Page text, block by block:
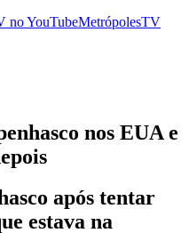
noYouTubeMetrópolesTV
nos EUA e
após tentar
estava na